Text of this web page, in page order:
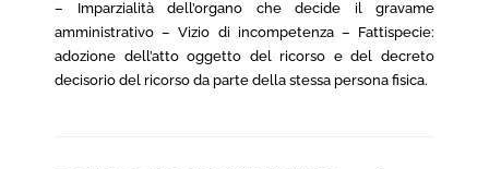
– Imparzialità dell’organo che decide il gravame
amministrativo – Vizio di incompetenza – Fattispecie:
adozione dell’atto oggetto del ricorso e del decreto
decisorio del ricorso da parte della stessa persona fisica.